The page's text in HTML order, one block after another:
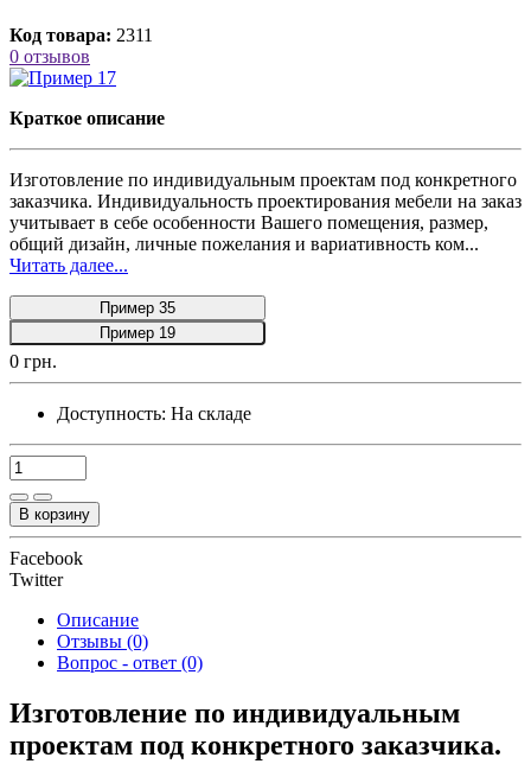
Код товара: 2311
0 отзывов
Краткое описание
Изготовление по индивидуальным проектам под конкретного
заказчика. Индивидуальность проектирования мебели на заказ
учитывает в себе особенности Вашего помещения, размер,
общий дизайн, личные пожелания и вариативность ком...
Читать далее...
Пример 35
Пример 19
0 грн.
Доступность: На складе
В корзину
Facebook
Twitter
Описание
Отзывы (0)
Вопрос - ответ (0)
Изготовление по индивидуальным
проектам под конкретного заказчика.